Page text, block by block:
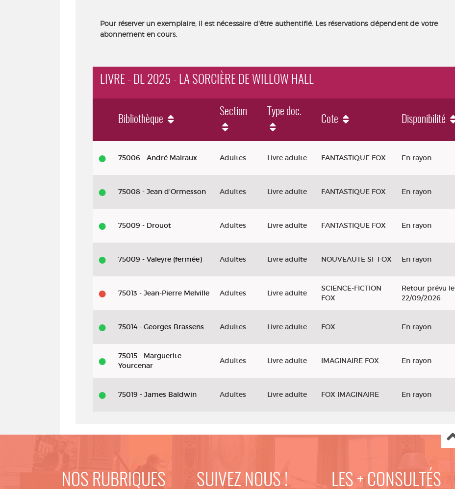
Pour réserver un exemplaire, il est nécessaire d'être authentifié. Les réservations dépendent de votre
abonnement en cours.
LIVRE - DL 2025 - LA SORCIÈRE DE WILLOW HALL
Bibliothèque
Section Type doc.
Cote Disponibilité
75006 - André Malraux Adultes Livre adulte FANTASTIQUE FOX En rayon
75008 - Jean d'Ormesson Adultes Livre adulte FANTASTIQUE FOX En rayon
75009 - Drouot Adultes Livre adulte FANTASTIQUE FOX En rayon
75009 - Valeyre (fermée) Adultes Livre adulte NOUVEAUTE SF FOX En rayon
75013 - Jean-Pierre Melville Adultes Livre adulte
SCIENCE-FICTION
FOX
Retour prévu le
22/09/2026
75014 - Georges Brassens Adultes Livre adulte FOX En rayon
75015 - Marguerite
Yourcenar
Adultes Livre adulte IMAGINAIRE FOX En rayon
75019 - James Baldwin Adultes Livre adulte FOX IMAGINAIRE En rayon
NOS RUBRIQUES SUIVEZ NOUS ! LES + CONSULTÉS